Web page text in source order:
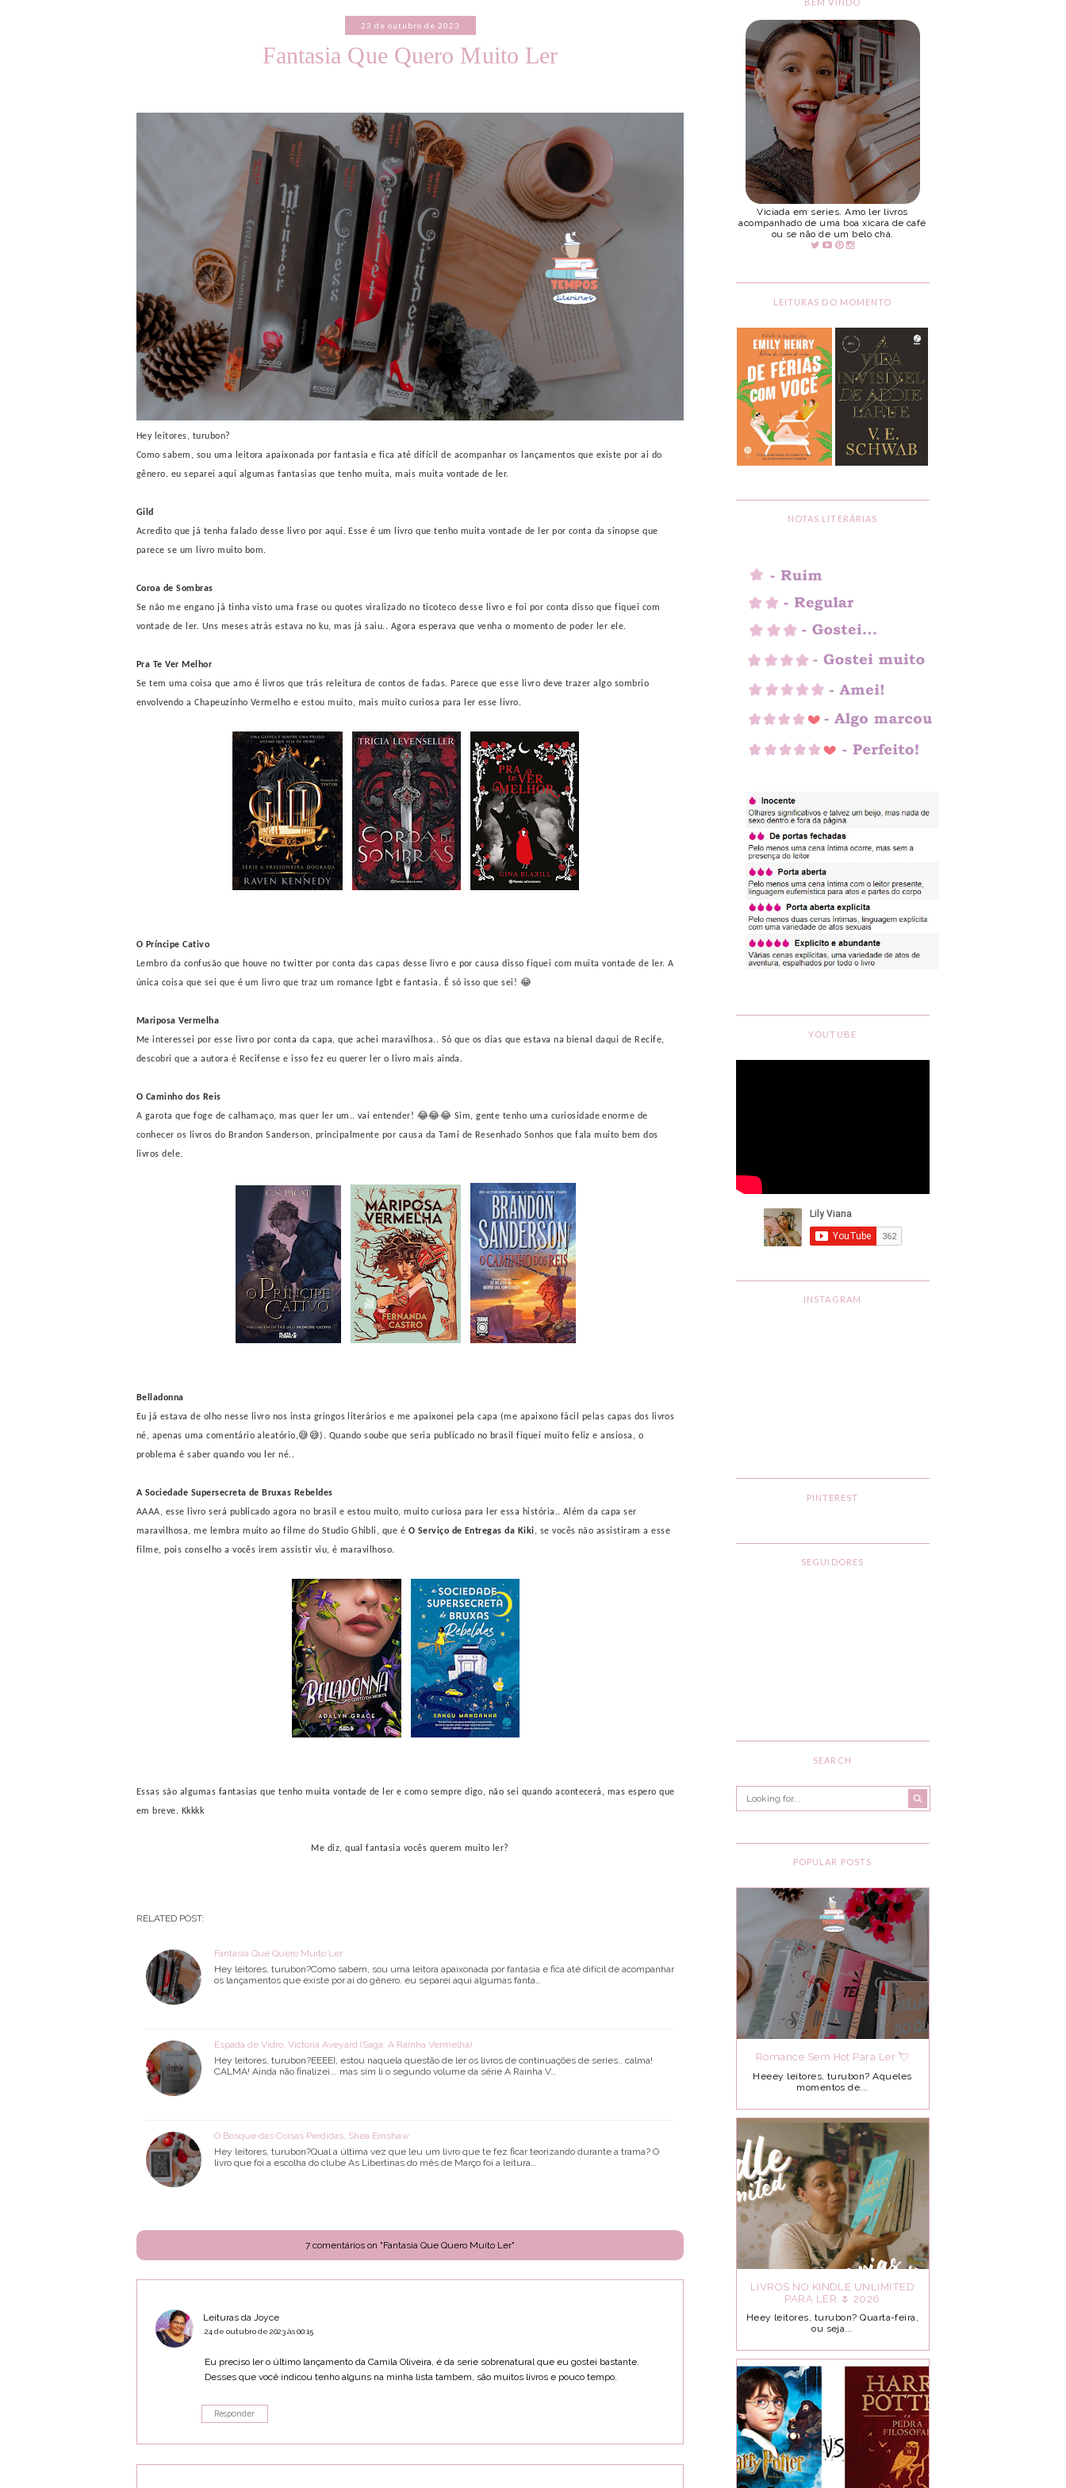
23 de outubro de 2023
Fantasia Que Quero Muito Ler
Hey leitores, turubon?
Como sabem, sou uma leitora apaixonada por fantasia e fica até difícil de acompanhar os lançamentos que existe por ai do
gênero. eu separei aqui algumas fantasias que tenho muita, mais muita vontadede ler.
Gild
Acredito que já tenha falado desse livro por aqui. Esse é um livro que tenho muita vontade de ler por conta da sinopse que
parece se um livro muito bom.
Coroa de Sombras
Se não me engano já tinha visto uma frase ou quotes viralizado no ticoteco desse livro e foi por conta disso que fiquei com
vontade de ler. Uns meses atrás estava no ku, mas já saiu.. Agora esperava que venha o momento de poder ler ele.
Pra Te Ver Melhor
Se tem uma coisa que amo é livros que trás releitura de contos de fadas. Parece que esse livro deve trazer algo sombrio
envolvendo a Chapeuzinho Vermelho e estou muito, mais muito curiosa para ler esse livro.
O Príncipe Cativo
Lembro da confusão que houve no twitter por conta das capas desse livro e por causa disso fiquei com muita vontade de ler. A
única coisa que sei que é um livro que traz um romance lgbt e fantasia. É só isso que sei! 😂
Mariposa Vermelha
Me interessei por esse livro por conta da capa, que achei maravilhosa.. Só que os dias que estava na bienal daqui de Recife,
descobri que a autora é Recifense e isso fez eu querer ler o livro mais ainda.
O Caminho dos Reis
A garota que foge de calhamaço, mas quer ler um.. vai entender! 😂😂😂 Sim, gente tenho uma curiosidade enorme de
conhecer os livros do Brandon Sanderson, principalmente por causa da Tami de Resenhado Sonhos que fala muito bem dos
livros dele.
Belladonna
Eu já estava de olho nesse livro nos insta gringos literários e me apaixonei pela capa (me apaixono fácil pelas capas dos livros
né, apenas uma comentário aleatório,😅😅). Quando soube que seria publicado no brasil fiquei muito feliz e ansiosa, o
problema é saber quando vou ler né..
A Sociedade Supersecreta de Bruxas Rebeldes
AAAA, esse livro será publicado agora no brasil e estou muito, muito curiosa para ler essa história.. Além da capa ser
maravilhosa, me lembra muito ao filme do Studio Ghibli, que é O Serviço de Entregas da Kiki, se vocês não assistiram a esse
filme, pois conselho a vocês irem assistir viu, é maravilhoso.
Essas são algumas fantasias que tenho muita vontade de ler e como sempre digo, não sei quando acontecerá, mas espero que
em breve. Kkkkk
Me diz, qual fantasia vocês querem muito ler?
RELATED POST:
Fantasia Que Quero Muito Ler
Hey leitores, turubon?Como sabem, sou uma leitora apaixonada por fantasia e fica até difícil de acompanhar
os lançamentos que existe por ai do gênero. eu separei aqui algumas fanta…
Espada de Vidro, Victoria Aveyard (Saga: A Rainha Vermelha)
Hey leitores, turubon?EEEEI, estou naquela questão de ler os livros de continuações de series.. calma!
CALMA! Ainda não finalizei... mas sim li o segundo volume da série A Rainha V…
O Bosque das Coisas Perdidas, Shea Ernshaw
Hey leitores, turubon?Qual a última vez que leu um livro que te fez ficar teorizando durante a trama? O
livro que foi a escolha do clube As Libertinas do mês de Março foi a leitura…
7 comentários on "Fantasia Que Quero Muito Ler"
Leituras da Joyce
24 de outubro de 2023 às 00:15
Eu preciso ler o último lançamento da Camila Oliveira, é da serie sobrenatural que eu gostei bastante.
Desses que você indicou tenho alguns na minha lista tambem, são muitos livros e pouco tempo.
Responder
Viciada em series. Amo ler livros
acompanhado de uma boa xicara de café
ou se não de um belo chá.
LEITURAS DO MOMENTO
NOTAS LITERÁRIAS
YOUTUBE
INSTAGRAM
PINTEREST
SEGUIDORES
SEARCH
POPULAR POSTS
Romance Sem Hot Para Ler 💘
Heeey leitores, turubon? Aqueles
momentos de...
LIVROS NO KINDLE UNLIMITED
PARA LER 🌷 2026
Heey leitores, turubon? Quarta-feira,
ou seja...